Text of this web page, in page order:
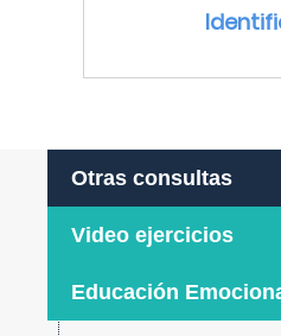
Otras consultas
Video ejercicios
Educación